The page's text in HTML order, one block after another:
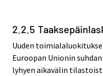
2.2.5
Uuden
Euroopan Unionin
lyhyen aikavälin